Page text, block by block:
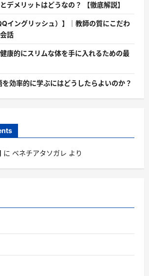
デメリットはどうなの？ 【徹底解説】
イングリッシュ）】｜教師の質にこだわ
話
康的にスリムな体を手に入れるための最
を効率的に学ぶにはどうしたらよいのか？
に ベネチアタソガレ より